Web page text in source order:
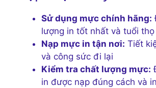
Sử dụng mực chính hãng:
lượng in tốt nhất và tuổi thọ
Nạp mực in tận nơi: Tiết
và công sức đi lại
Kiểm tra chất lượng mực:
in được nạp đúng cách và